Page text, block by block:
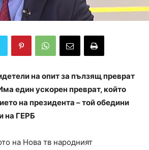
на опит за пълзящ преврат
един ускорен преврат, който
на президента – той обедини
на ГЕРБ
на Нова тв народният